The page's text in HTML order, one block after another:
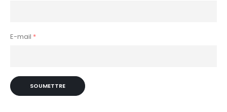
E-mail *